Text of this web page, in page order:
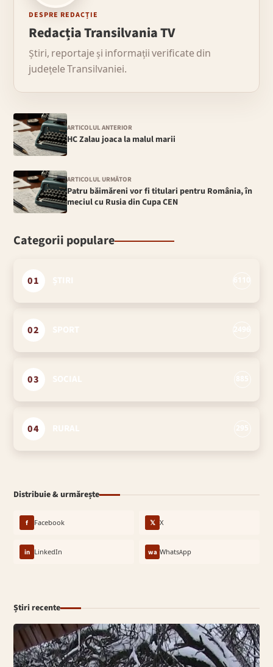
DESPRE REDACȚIE
Redacția Transilvania TV
Știri, reportaje și informații verificate din
județele Transilvaniei.
ARTICOLUL ANTERIOR
HC Zalau joaca la malul marii
ARTICOLUL URMĂTOR
Patru băimăreni vor fi titulari pentru România, în
meciul cu Rusia din Cupa CEN
Categorii populare
01
02
03
04
Distribuie & urmărește
f Facebook 𝕏 X
in LinkedIn wa WhatsApp
Știri recente